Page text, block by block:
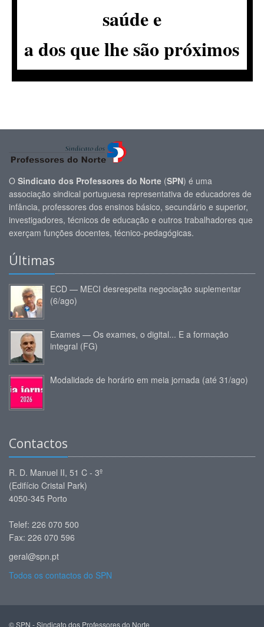
saúde e
a dos que lhe são próximos
O Sindicato dos Professores do Norte (SPN) é uma
associação sindical portuguesa representativa de educadores de
infância, professores dos ensinos básico, secundário e superior,
investigadores, técnicos de educação e outros trabalhadores que
exerçam funções docentes, técnico-pedagógicas.
Últimas
ECD — MECI desrespeita negociação suplementar
(6/ago)
Exames — Os exames, o digital... E a formação
integral (FG)
Modalidade de horário em meia jornada (até 31/ago)
Contactos
R. D. Manuel II, 51 C - 3º
(Edifício Cristal Park)
4050-345 Porto
Telef: 226 070 500
Fax: 226 070 596
geral@spn.pt
Todos os contactos do SPN
© SPN - Sindicato dos Professores do Norte